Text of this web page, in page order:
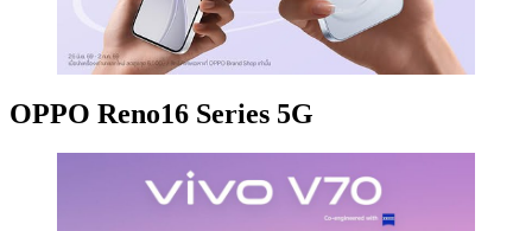
OPPO Reno16 Series 5G